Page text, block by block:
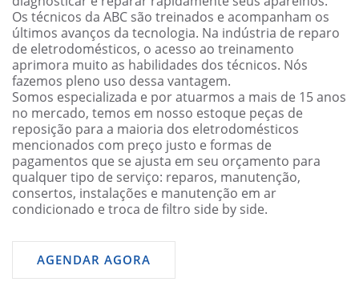
Os técnicos da ABC são treinados e acompanham os
últimos avanços da tecnologia. Na indústria de reparo
de eletrodomésticos, o acesso ao treinamento
aprimora muito as habilidades dos técnicos. Nós
fazemos pleno uso dessa vantagem.
Somos especializada e por atuarmos a mais de 15 anos
no mercado, temos em nosso estoque peças de
reposição para a maioria dos eletrodomésticos
mencionados com preço justo e formas de
pagamentos que se ajusta em seu orçamento para
qualquer tipo de serviço: reparos, manutenção,
consertos, instalações e manutenção em ar
condicionado e troca de filtro side by side.
AGENDAR AGORA